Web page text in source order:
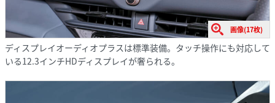
画像(17枚)
ディスプレイオーディオプラスは標準装備。タッチ操作にも対応して
いる12.3インチHDディスプレイが奢られる。